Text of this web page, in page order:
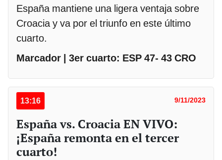
España mantiene una ligera ventaja sobre
Croacia y va por el triunfo en este último
cuarto.
Marcador | 3er cuarto: ESP 47- 43 CRO
13:16 9/11/2023
España vs. Croacia EN VIVO:
¡España remonta en el tercer
cuarto!